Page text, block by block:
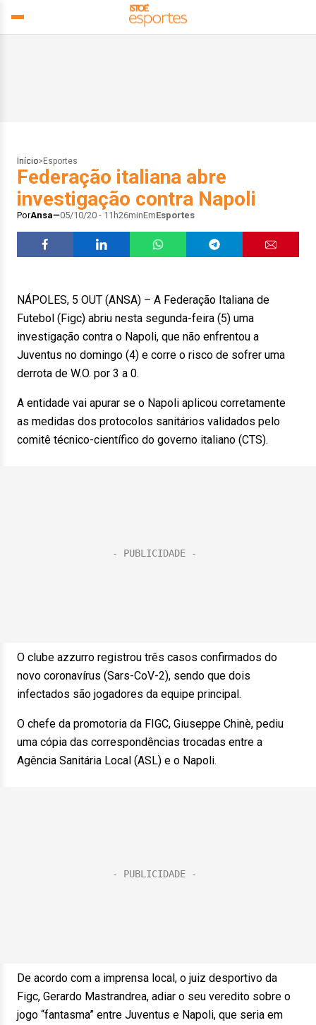
Início> Esportes
Federação italiana abre
investigação contra Napoli
PorAnsa 05/10/20 - 11h26minEmEsportes
NÁPOLES, 5 OUT (ANSA) – A Federação Italiana de
Futebol (Figc) abriu nesta segunda-feira (5) uma
investigação contra o Napoli, que não enfrentou a
Juventus no domingo (4) e corre o risco de sofrer uma
derrota de W.O. por 3 a 0.
A entidade vai apurar se o Napoli aplicou corretamente
as medidas dos protocolos sanitários validados pelo
comitê técnico-científico do governo italiano (CTS).
O clube azzurro registrou três casos confirmados do
novo coronavírus (Sars-CoV-2), sendo que dois
infectados são jogadores da equipe principal.
O chefe da promotoria da FIGC, Giuseppe Chinè, pediu
uma cópia das correspondências trocadas entre a
Agência Sanitária Local (ASL) e o Napoli.
De acordo com a imprensa local, o juiz desportivo da
Figc, Gerardo Mastrandrea, adiar o seu veredito sobre o
jogo “fantasma” entre Juventus e Napoli, que seria em